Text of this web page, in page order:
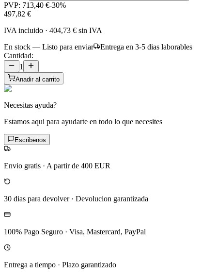
PVP: 713,40 €-30%
497,82 €
IVA incluido · 404,73 € sin IVA
En stock — Listo para enviar
Entrega en 3-5 dias laborables
Cantidad:
1
Anadir al carrito
Necesitas ayuda?
Estamos aqui para ayudarte en todo lo que necesites
Escribenos
Envio gratis · A partir de 400 EUR
30 dias para devolver· Devolucion garantizada
100% Pago Seguro · Visa, Mastercard, PayPal
Entrega a tiempo · Plazo garantizado